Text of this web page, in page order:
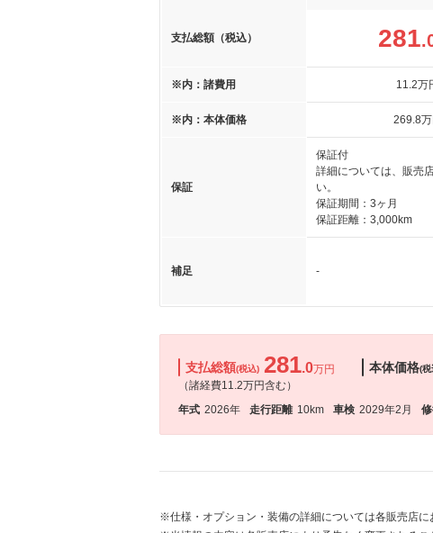
支払総額（税込） 281
※内：諸費用 11.2万
※内：本体価格 269.8万
保証
保証付
詳細については、販売
い。
保証期間：3ヶ月
保証距離：3,000km
補足 -
支払総額(税込) 281.0万円
（諸経費11.2万円含む）
本体価格(税
年式 2026年 走行距離 10km 車検 2029年2月
※仕様・オプション・装備の詳細については各販売店に